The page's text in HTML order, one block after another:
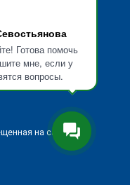
Готова помочь
мне, если у
вопросы.
на сайте